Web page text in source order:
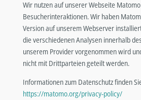
Wir nutzen auf unserer Webseite
Besucherinteraktionen. Wir haben
Version auf unserem Webserver
die verschiedenen Analysen innerhalb
unserem Provider vorgenommen wird
nicht mit Drittparteien geteilt werden.
Informationen zum Datenschutz finden
https://matomo.org/privacy-policy/